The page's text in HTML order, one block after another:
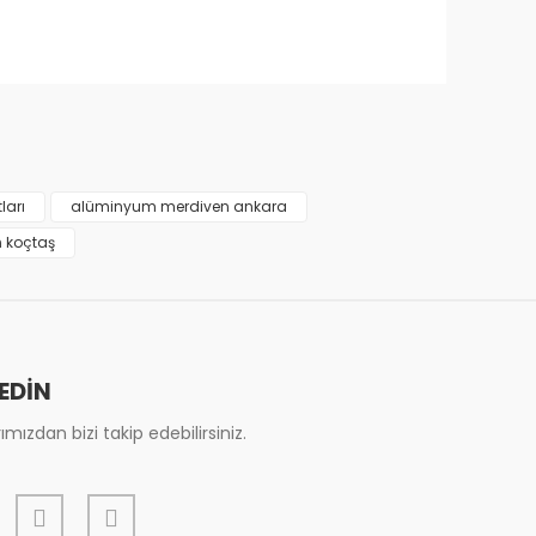
alüminyum merdiven ankara
koçtaş
bizi takip edebilirsiniz.